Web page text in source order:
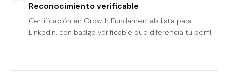
Reconocimiento verificable
Certificación en Growth Fundamentals lista para
LinkedIn, con badge verificable que diferencia tu perfil.